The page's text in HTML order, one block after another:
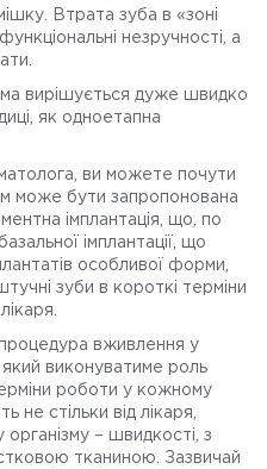
Втрата зуба в «зоні
незручності, а
вирішується дуже швидко
як одноетапна
ви можете почути
може бути запропонована
імплантація, що, по
імплантації, що
особливої ​​форми,
зуби в короткі терміни
вживлення у
виконуватиме роль
роботи у кожному
не стільки від лікаря,
організму – швидкості, з
тканиною. Зазвичай